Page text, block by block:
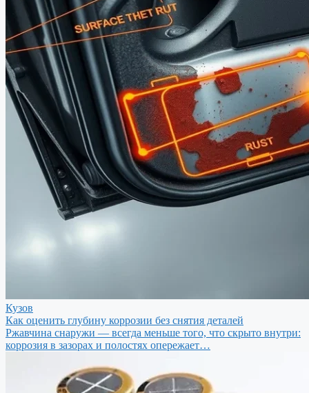
Кузов
Как оценить глубину коррозии без снятия деталей
Ржавчина снаружи — всегда меньше того, что скрыто внутри:
коррозия в зазорах и полостях опережает…